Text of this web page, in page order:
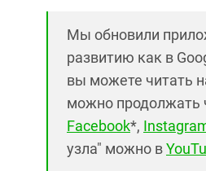
Мы обновили
развитию как в
вы можете читать
можно продолжать
Facebook*,
узла" можно в